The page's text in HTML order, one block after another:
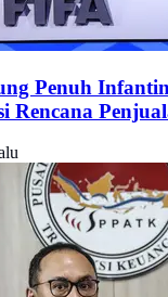
Penuh
Rencana